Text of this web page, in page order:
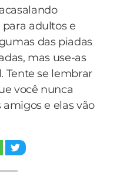
dos
cinegrafistas
o zelador e
alguns peixes lá na
o casal saísse e
para filmá-los. O
e falou:
Você vinha comer
adultos e
das piadas
mas use-as
Tente se lembrar
você nunca
e elas vão